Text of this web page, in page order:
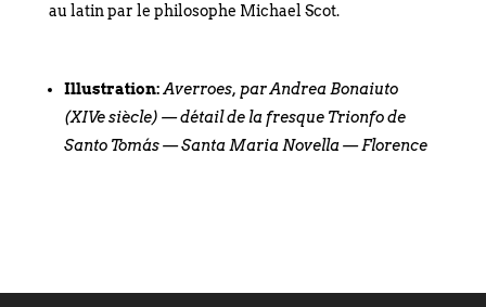
au latin par le philosophe Michael Scot.
Illustration: Averroes, par Andrea Bonaiuto
(XIVe siècle) — détail de la fresque Trionfo de
Santo Tomás — Santa Maria Novella — Florence